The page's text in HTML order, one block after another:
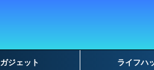
ガジェット ライフハ